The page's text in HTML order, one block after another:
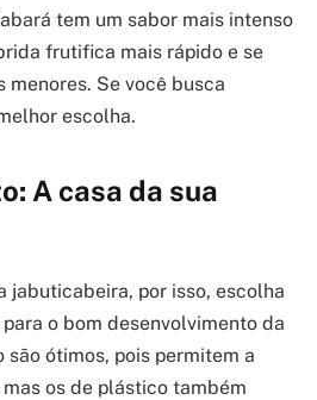
tem um sabor mais intenso
frutifica mais rápido e se
menores. Se você busca
escolha.
A casa da sua
jabuticabeira, por isso, escolha
o bom desenvolvimento da
são ótimos, pois permitem a
os de plástico também